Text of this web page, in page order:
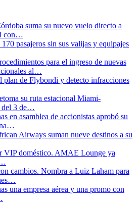
suma su nuevo vuelo directo a
con…
pasajeros sin sus valijas y equipajes
para el ingreso de nuevas
al…
de Flybondi y detecto infracciones
su ruta estacional Miami-
del 3 de…
en asamblea de accionistas aprobó su
Airways suman nueve destinos a su
VIP doméstico. AMAE Lounge ya
cambios. Nombra a Luiz Laham para
una empresa aérea y una promo con